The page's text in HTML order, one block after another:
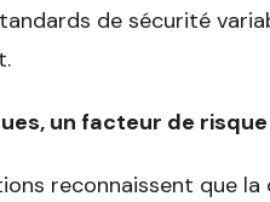
de sécurité
un facteur de
reconnaissent que